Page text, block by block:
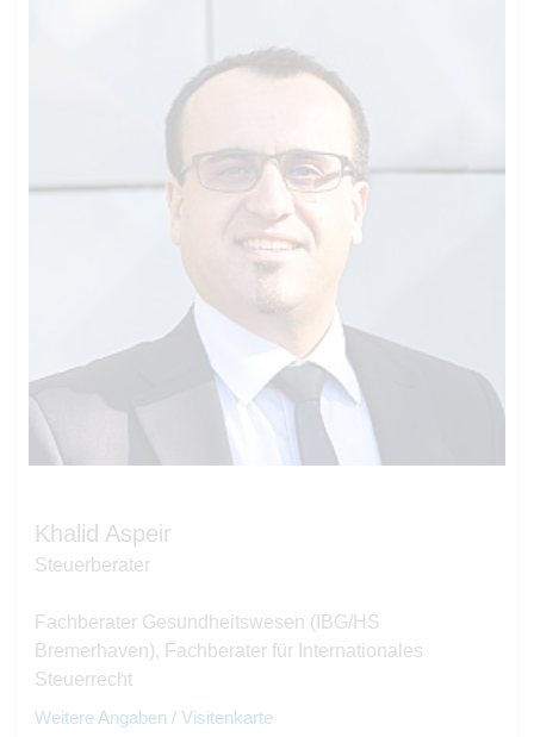
Khalid Aspeir
Steuerberater
Fachberater Gesundheitswesen (IBG/HS
Bremerhaven), Fachberater für Internationales
Steuerrecht
Weitere Angaben / Visitenkarte